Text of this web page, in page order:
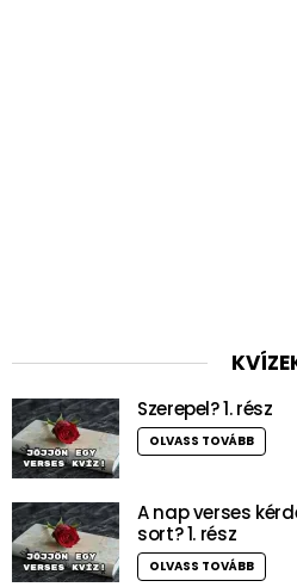
Szerepel? 1. rész
OLVASS TOVÁBB
A nap verses
sort? 1. rész
OLVASS TOVÁBB